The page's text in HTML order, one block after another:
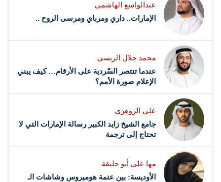
عبدالواسع الهاشمي
الإمارات.. داري ومرباي ومرسى الروح ..
محمد جلال الريسي
عندما تنتصر السّردية على الأرقام… كيف يبني
الإعلام صورة الأمم؟
علي الزوهري
جامع الشيخ زايد الكبير رسالة الإمارات التي لا
تحتاج إلى ترجمة
مها علي أبو حليقة
الأوديسة: بين عتمة هوميروس وشاشات الـ